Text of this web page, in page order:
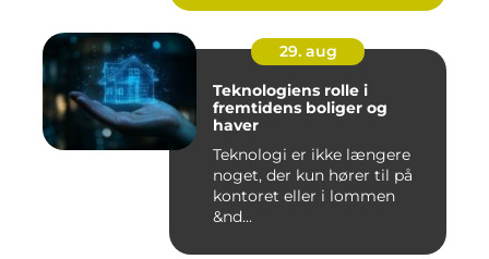
29. aug
Teknologiens rolle i
fremtidens boliger og
haver
Teknologi er ikke længere
noget, der kun hører til på
kontoret eller i lommen
&nd...